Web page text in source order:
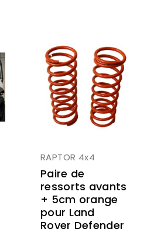
RAPTOR 4x4
Paire de
ressorts avants
+ 5cm orange
pour Land
Rover Defender